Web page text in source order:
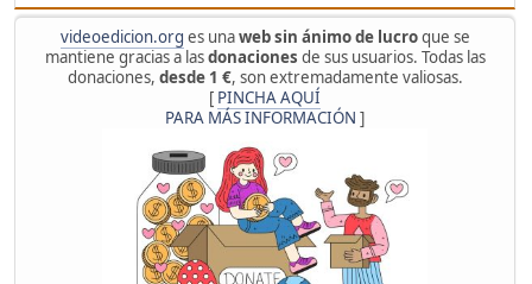
videoedicion.org es unaweb sin ánimo de lucroque se
mantiene gracias a lasdonaciones de sus usuarios. Todas las
donaciones, desde 1 €, son extremadamente valiosas.
[ PINCHA AQUÍ
PARA MÁS INFORMACIÓN ]